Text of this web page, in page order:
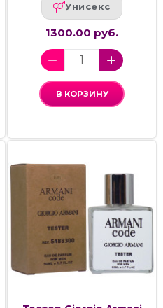
Унисекс
1300.00 руб.
В КОРЗИНУ